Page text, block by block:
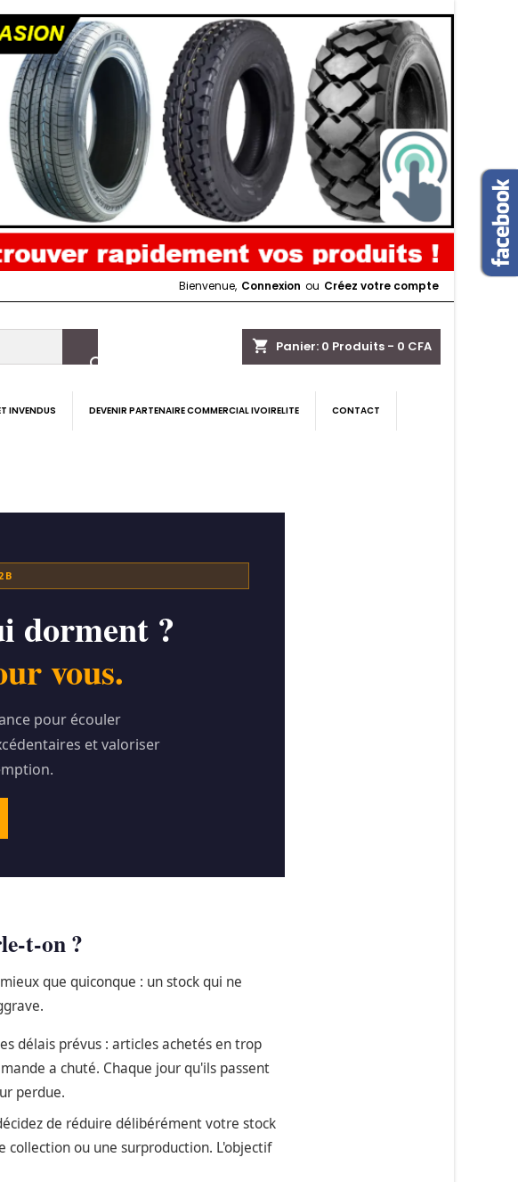
Bienvenue, Connexion ou Créez votre compte
shopping_cart Panier: 0 Produits - 0 CFA

INVENDUS DEVENIR PARTENAIRE COMMERCIAL IVOIRELITE CONTACT
dorment ?
vous.
pour écouler
et valoriser
t-on ?
que quiconque : un stock qui ne
délais prévus : articles achetés en trop
a chuté. Chaque jour qu'ils passent
perdue.
de réduire délibérément votre stock
ou une surproduction. L'objectif